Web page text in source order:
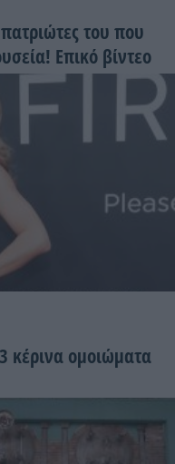
του που
Επικό βίντεο
κέρινα ομοιώματα